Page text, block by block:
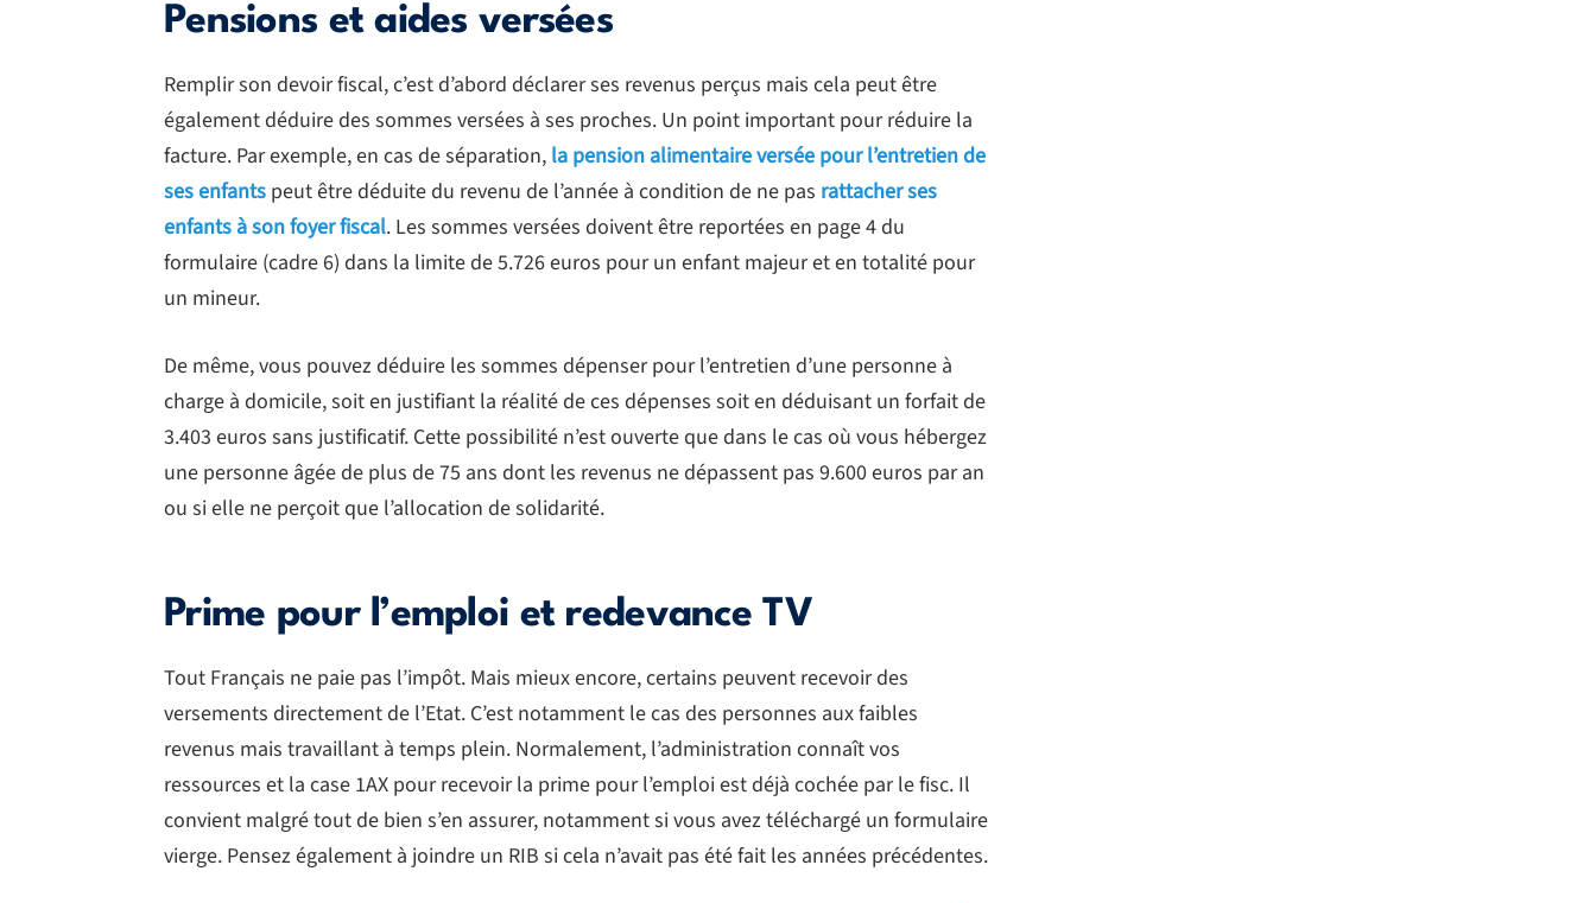
Pensions et aides versées
Remplir son devoir fiscal, c’est d’abord déclarer ses revenus perçus mais cela peut être
également déduire des sommes versées à ses proches. Un point important pour réduire la
facture. Par exemple, en cas de séparation, la pension alimentaire versée pour l’entretien de
ses enfants peut être déduite du revenu de l’année à condition de ne pas rattacher ses
enfants à son foyer fiscal. Les sommes versées doivent être reportées en page 4 du
formulaire (cadre 6) dans la limite de 5.726 euros pour un enfant majeur et en totalité pour
un mineur.
De même, vous pouvez déduire les sommes dépenser pour l’entretien d’une personne à
charge à domicile, soit en justifiant la réalité de ces dépenses soit en déduisant un forfait de
3.403 euros sans justificatif. Cette possibilité n’est ouverte que dans le cas où vous hébergez
une personne âgée de plus de 75 ans dont les revenus ne dépassent pas 9.600 euros par an
ou si elle ne perçoit que l’allocation de solidarité.
Prime pour l’emploi et redevance TV
Tout Français ne paie pas l’impôt. Mais mieux encore, certains peuvent recevoir des
versements directement de l’Etat. C’est notamment le cas des personnes aux faibles
revenus mais travaillant à temps plein. Normalement, l’administration connaît vos
ressources et la case 1AX pour recevoir la prime pour l’emploi est déjà cochée par le fisc. Il
convient malgré tout de bien s’en assurer, notamment si vous avez téléchargé un formulaire
vierge. Pensez également à joindre un RIB si cela n’avait pas été fait les années précédentes.